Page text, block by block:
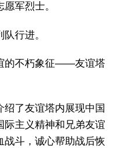
军烈士。
行进。
的不朽象征——友谊塔
了友谊塔内展现中国
际主义精神和兄弟友谊
战斗，诚心帮助战后恢